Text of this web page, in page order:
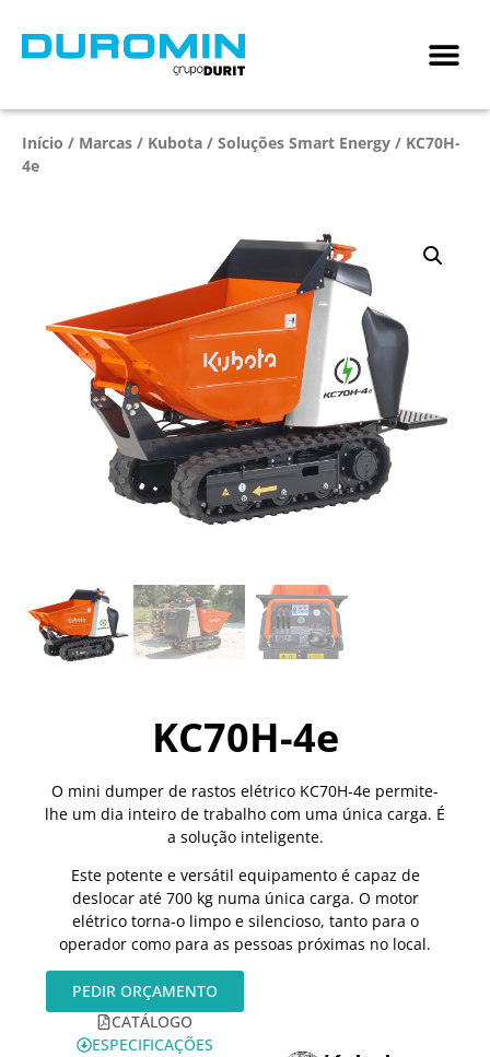
Início / Marcas / Kubota / Soluções Smart Energy / KC70H-
4e
KC70H-4e
O mini dumper de rastos elétrico KC70H-4e permite-
lhe um dia inteiro de trabalho com uma única carga. É
a solução inteligente.
Este potente e versátil equipamento é capaz de
deslocar até 700 kg numa única carga. O motor
elétrico torna-o limpo e silencioso, tanto para o
operador como para as pessoas próximas no local.
PEDIR ORÇAMENTO
CATÁLOGO
ESPECIFICAÇÕES